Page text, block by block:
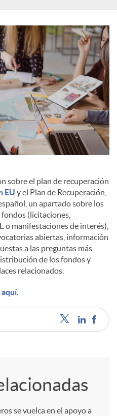
sobre el plan de recuperación
EU y el Plan de Recuperación,
un apartado sobre los
(licitaciones,
o manifestaciones de interés),
abiertas, información
a las preguntas más
de los fondos y
relacionados.
aquí.
se vuelca en el apoyo a